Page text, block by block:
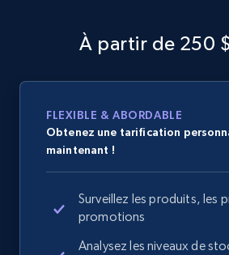
À partir de 250
FLEXIBLE & ABORDABLE
Obtenez une tarification
maintenant !
Surveillez les produits, les
promotions
Analysez les niveaux de